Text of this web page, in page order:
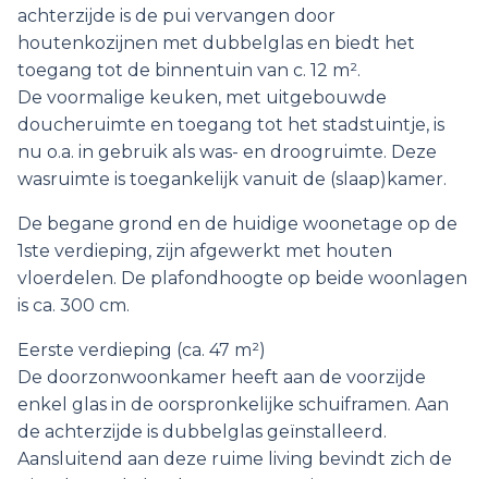
achterzijde is de pui vervangen door
houtenkozijnen met dubbelglas en biedt het
toegang tot de binnentuin van c. 12 m².
De voormalige keuken, met uitgebouwde
doucheruimte en toegang tot het stadstuintje, is
nu o.a. in gebruik als was- en droogruimte. Deze
wasruimte is toegankelijk vanuit de (slaap)kamer.
De begane grond en de huidige woonetage op de
1ste verdieping, zijn afgewerkt met houten
vloerdelen. De plafondhoogte op beide woonlagen
is ca. 300 cm.
Eerste verdieping (ca. 47 m²)
De doorzonwoonkamer heeft aan de voorzijde
enkel glas in de oorspronkelijke schuiframen. Aan
de achterzijde is dubbelglas geïnstalleerd.
Aansluitend aan deze ruime living bevindt zich de